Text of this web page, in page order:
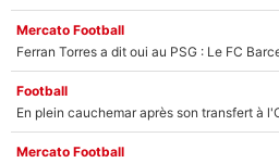
Mercato Football
Football
Mercato Football